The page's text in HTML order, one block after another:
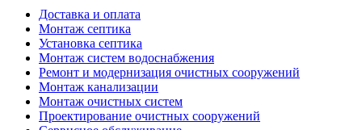
Доставка и оплата
Монтаж септика
Установка септика
Монтаж систем водоснабжения
Ремонт и модернизация очистных сооружений
Монтаж канализации
Монтаж очистных систем
Проектирование очистных сооружений